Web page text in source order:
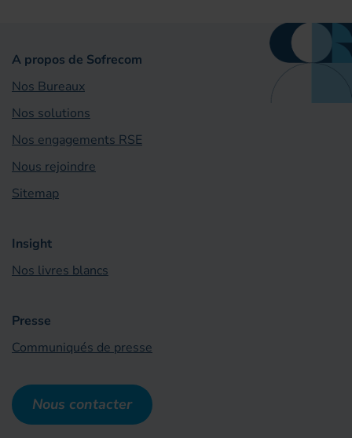
A propos de Sofrecom
Nos Bureaux
Nos solutions
Nos engagements RSE
Nous rejoindre
Sitemap
Insight
Nos livres blancs
Presse
Communiqués de presse
Nous contacter